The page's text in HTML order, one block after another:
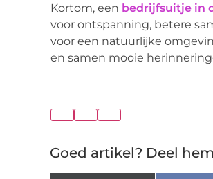
Kortom, een bedrijfsuitje in
voor ontspanning, betere
voor een natuurlijke
en samen mooie
Goed artikel? Deel